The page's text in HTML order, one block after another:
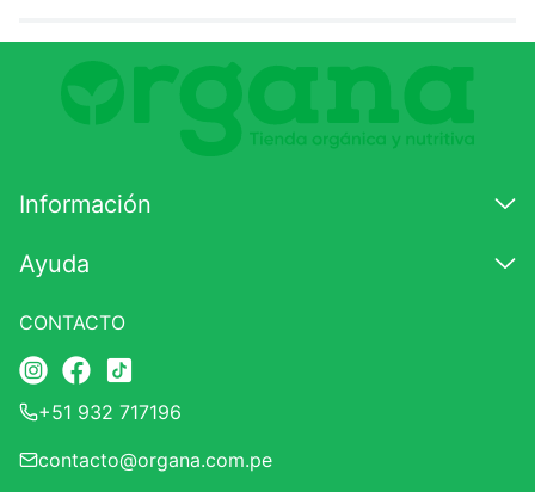
Comentario
Califique el producto de 1 a 5 estrellas
★★★
Correo electrónico
Información
Ayuda
CONTACTO
+51 932 717196
contacto@organa.com.pe